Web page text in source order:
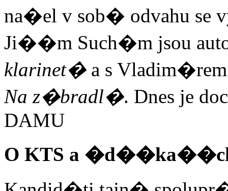
na�el v sob� odvahu
Ji��m Such�m jsou
klarinet� a s
Na z�bradl�. Dnes je
DAMU
O KTS a